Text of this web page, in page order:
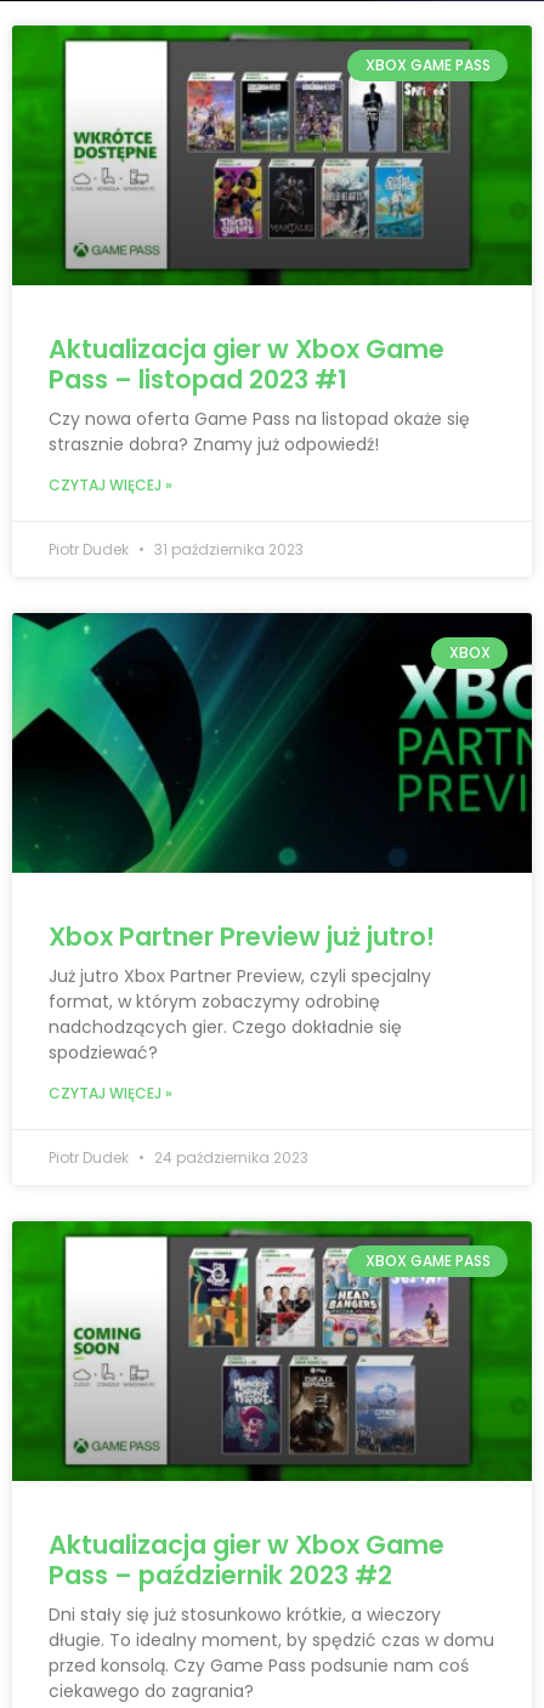
XBOX GAME PASS
Aktualizacja gier w Xbox Game
Pass – listopad 2023 #1
Czy nowa oferta Game Pass na listopad okaże się
strasznie dobra? Znamy już odpowiedź!
CZYTAJ WIĘCEJ »
Piotr Dudek 31 października 2023
XBOX
Xbox Partner Preview już jutro!
Już jutro Xbox Partner Preview, czyli specjalny
format, w którym zobaczymy odrobinę
nadchodzących gier. Czego dokładnie się
spodziewać?
CZYTAJ WIĘCEJ »
Piotr Dudek 24 października 2023
XBOX GAME PASS
Aktualizacja gier w Xbox Game
Pass – październik 2023 #2
Dni stały się już stosunkowo krótkie, a wieczory
długie. To idealny moment, by spędzić czas w domu
przed konsolą. Czy Game Pass podsunie nam coś
ciekawego do zagrania?